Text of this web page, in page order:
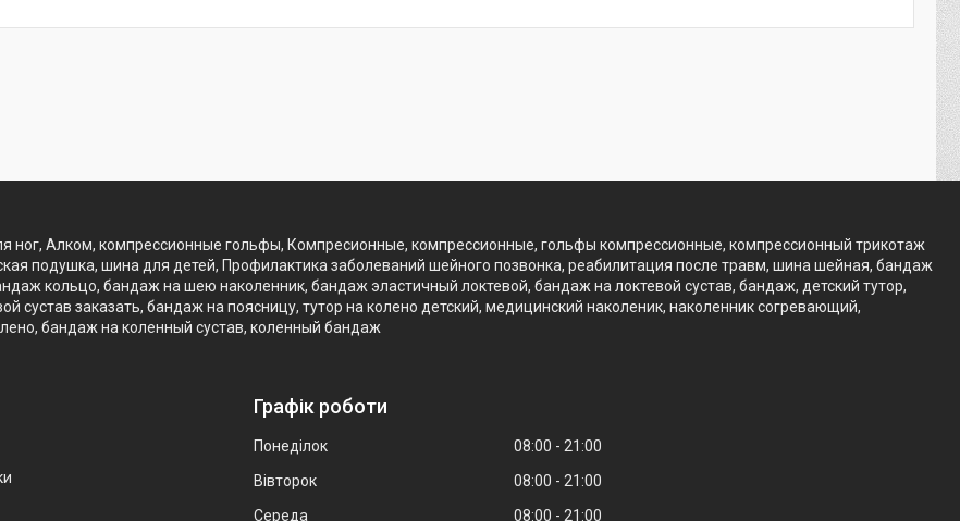
ног, Алком, компрессионные гольфы, Компресионные, компрессионные, гольфы компрессионные, компрессионный трикотаж
подушка, шина для детей, Профилактика заболеваний шейного позвонка, реабилитация после травм, шина шейная, бандаж
кольцо, бандаж на шею наколенник, бандаж эластичный локтевой, бандаж на локтевой сустав, бандаж, детский тутор,
сустав заказать, бандаж на поясницу, тутор на колено детский, медицинский наколеник, наколенник согревающий,
бандаж на коленный сустав, коленный бандаж
Графік роботи
Понеділок 08:00
21:00
Вівторок
08:00
21:00
Середа
08:00
21:00